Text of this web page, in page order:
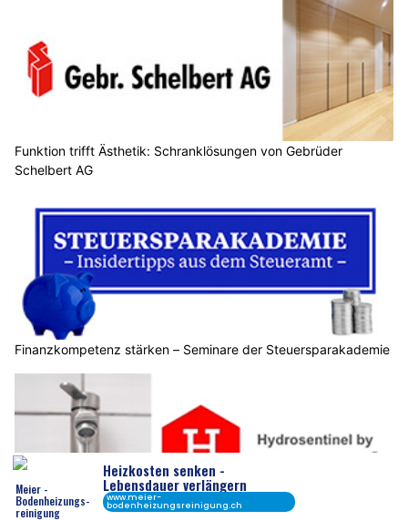
Funktion trifft Ästhetik: Schranklösungen von Gebrüder
Schelbert AG
Finanzkompetenz stärken – Seminare der Steuersparakademie